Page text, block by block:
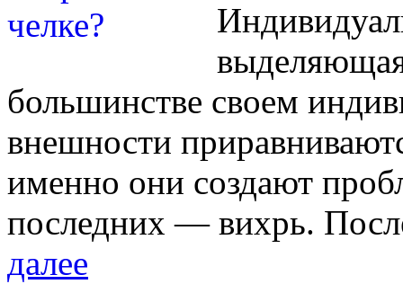
большинстве своем
внешности
именно они создают
последних — вихрь.
далее